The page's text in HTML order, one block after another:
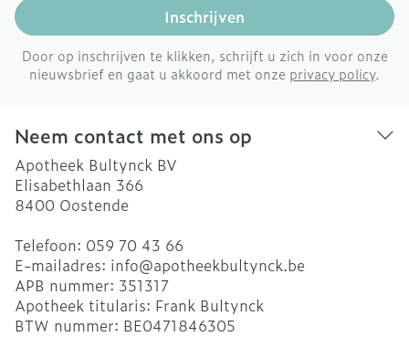
Inschrijven
Door op inschrijven te klikken, schrijft u zich in voor onze
nieuwsbrief en gaat u akkoord met onze privacy policy.
Neem contact met ons op
Apotheek Bultynck BV
Elisabethlaan 366
8400 Oostende
Telefoon: 059 70 43 66
E-mailadres: info@apotheekbultynck.be
APB nummer: 351317
Apotheek titularis: Frank Bultynck
BTW nummer: BE0471846305